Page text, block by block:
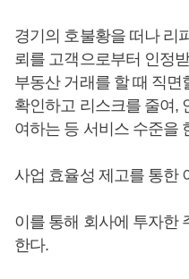
경기의 호불황을 떠나 리
뢰를 고객으로부터 인정
부동산 거래를 할 때 직면
확인하고 리스크를 줄여,
여하는 등 서비스 수준을
사업 효율성 제고를 통한
이를 통해 회사에 투자한
한다.